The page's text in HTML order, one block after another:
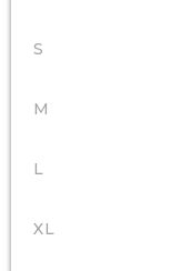
S
M
L
XL